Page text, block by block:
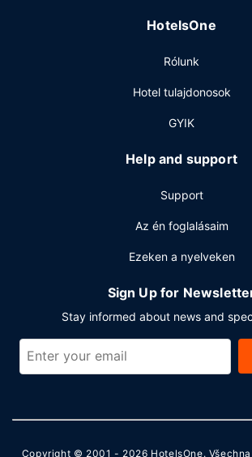
italautomata is igénybe vehető. Az autóval
vendégek számára ingyenes egyéni
HotelsOne
Rólunk
Hotel tulajdonosok
GYIK
Help and support
Support
Az én foglalásaim
Ezeken a nyelveken
Sign Up for
Stay informed about news and
Copyright © 2001 - 2026 HotelsOne.